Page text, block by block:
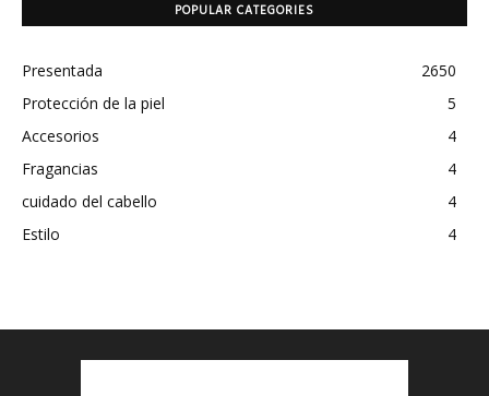
POPULAR CATEGORIES
Presentada
2650
Protección de la piel
5
Accesorios
4
Fragancias
4
cuidado del cabello
4
Estilo
4